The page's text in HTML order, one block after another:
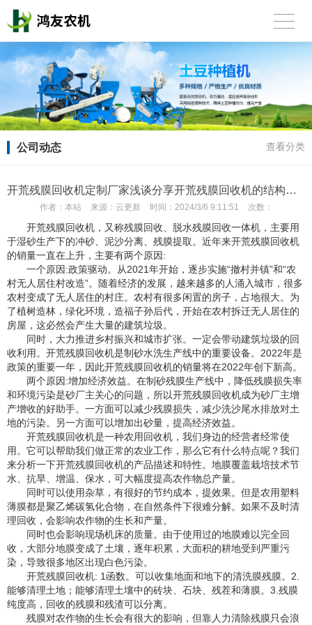
公司动态 查看分类
开荒残膜回收机定制厂家浅谈分享开荒残膜回收机的结构是什么
作者： 本站 来源： 云更新 时间： 2024/3/6 9:11:51 次数：
开荒残膜回收机，又称残膜回收、脱水残膜回收一体机，主要用
于湿砂生产下的冲砂、泥沙分离、残膜提取。近年来开荒残膜回收机
的销量一直在上升，主要有两个原因:
一个原因:政策驱动。从2021年开始，逐步实施“撤村并镇”和“农
村无人居住村改造”。随着经济的发展，越来越多的人涌入城市，很多
农村变成了无人居住的村庄。农村有很多闲置的房子，占地很大。为
了植树造林，绿化环境，造福子孙后代，开始在农村拆迁无人居住的
房屋，这必然会产生大量的建筑垃圾。
同时，大力推进乡村振兴和城市扩张。一定会带动建筑垃圾的回
收利用。开荒残膜回收机是制砂水洗生产线中的重要设备。2022年是
政策的重要一年，因此开荒残膜回收机的销量将在2022年创下新高。
两个原因:增加经济效益。在制砂残膜生产线中，降低残膜损失率
和环境污染是砂厂主关心的问题，所以开荒残膜回收机成为砂厂主增
产增收的好助手。一方面可以减少残膜损失，减少洗沙尾水排放对土
地的污染。另一方面可以增加出砂量，提高经济效益。
开荒残膜回收机是一种农用回收机，我们身边的经营者经常使
用。它可以帮助我们做正常的农业工作，那么它有什么特点呢？我们
来分析一下开荒残膜回收机的产品描述和特性。地膜覆盖栽培技术节
水、抗旱、增温、保水，可大幅度提高农作物总产量。
同时可以使用杂草，有很好的节约成本，提效果。但是农用塑料
薄膜都是聚乙烯碳氢化合物，在自然条件下很难分解。如果不及时清
理回收，会影响农作物的生长和产量。
同时也会影响现场机床的质量。由于使用过的地膜难以完全回
收，大部分地膜变成了土壤，逐年积累，大面积的耕地受到严重污
染，导致很多地区出现白色污染。
开荒残膜回收机: 1函数。可以收集地面和地下的清洗膜残膜。2.
能够清理土地；能够清理土壤中的砖块、石块、残茬和薄膜。3.残膜
纯度高，回收的残膜和残渣可以分离。
残膜对农作物的生长会有很大的影响，但靠人力清除残膜只会浪